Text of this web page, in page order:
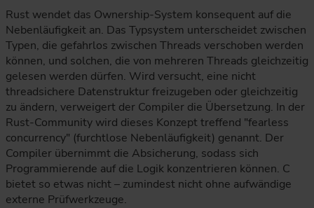
Rust wendet das Ownership-System konsequent auf die
Nebenläufigkeit an. Das Typsystem unterscheidet zwischen
Typen, die gefahrlos zwischen Threads verschoben werden
können, und solchen, die von mehreren Threads gleichzeitig
gelesen werden dürfen. Wird versucht, eine nicht
threadsichere Datenstruktur freizugeben oder gleichzeitig
zu ändern, verweigert der Compiler die Übersetzung. In der
Rust-Community wird dieses Konzept treffend "fearless
concurrency" (furchtlose Nebenläufigkeit) genannt. Der
Compiler übernimmt die Absicherung, sodass sich
Programmierende auf die Logik konzentrieren können. C
bietet so etwas nicht – zumindest nicht ohne aufwändige
externe Prüfwerkzeuge.